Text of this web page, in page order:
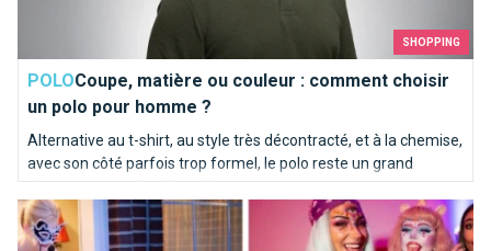
SHOPPING
POLOCoupe, matière ou couleur : comment choisir
un polo pour homme ?
Alternative au t-shirt, au style très décontracté, et à la chemise,
avec son côté parfois trop formel, le polo reste un grand
classique pour s’habiller élégamment.
Où trouver un déguisement à Bruxelles ?